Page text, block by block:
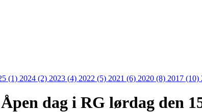
(1) 2024 (2) 2023 (4) 2022 (5) 2021 (6) 2020 (8) 2017 (10)
dag i RG lørdag den